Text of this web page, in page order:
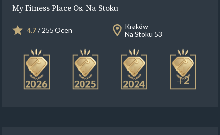
My Fitness Place Os. Na Stoku
4.7/ 255 Ocen
Kraków
Na Stoku 53
+2